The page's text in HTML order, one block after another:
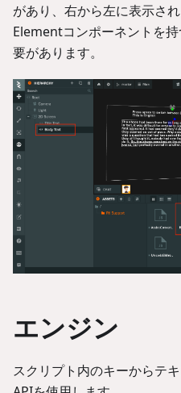
があり、右から左に表示さ
Elementコンポーネントを
要があります。
エンジン
スクリプト内のキーからテ